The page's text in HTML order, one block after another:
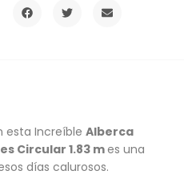
esta Increíble Alberca
Circular 1.83 mes una
días calurosos.